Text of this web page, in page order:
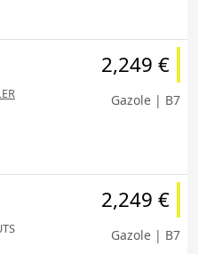
2,249 €
Gazole | B7
2,249 €
Gazole | B7